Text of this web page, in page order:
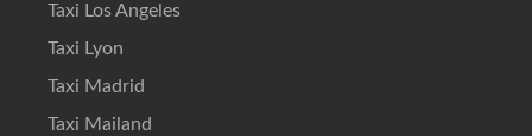
Taxi Los Angeles
Taxi Lyon
Taxi Madrid
Taxi Mailand